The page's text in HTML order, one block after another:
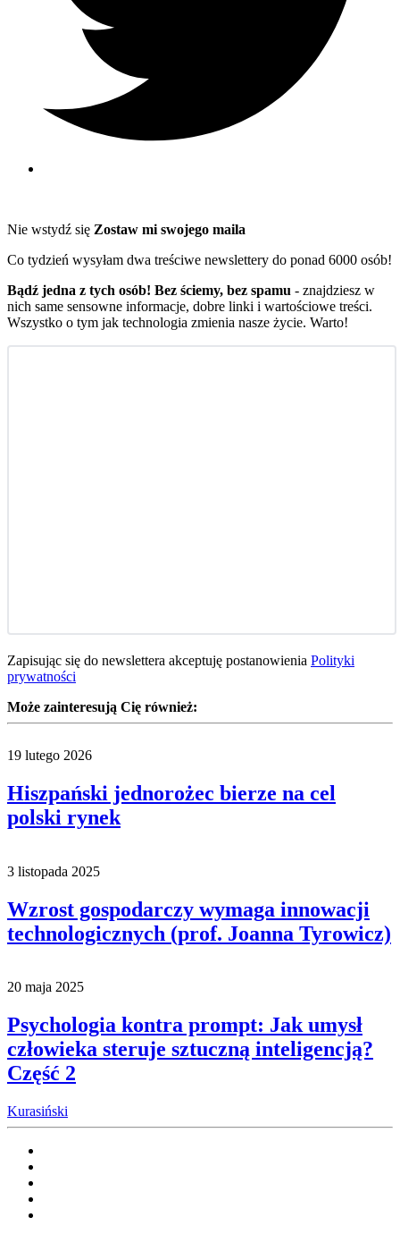
Nie wstydź się Zostaw mi swojego maila
Co tydzień wysyłam dwa treściwe newslettery do ponad 6000 osób!
Bądź jedna z tych osób! Bez ściemy, bez spamu - znajdziesz w
nich same sensowne informacje, dobre linki i wartościowe treści.
Wszystko o tym jak technologia zmienia nasze życie. Warto!
Zapisując się do newslettera akceptuję postanowienia Polityki
prywatności
Może zainteresują Cię również:
19 lutego 2026
Hiszpański jednorożec bierze na cel
polski rynek
3 listopada 2025
Wzrost gospodarczy wymaga innowacji
technologicznych (prof. Joanna Tyrowicz)
20 maja 2025
Psychologia kontra prompt: Jak umysł
człowieka steruje sztuczną inteligencją?
Część 2
Kurasiński